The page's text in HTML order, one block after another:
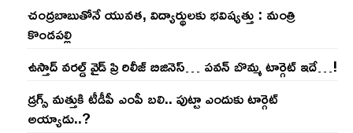
చంద్ర‌బాబుతోనే యువ‌త‌, విద్యార్థుల‌కు భ‌విష్య‌త్తు : మంత్రి
కొండ‌ప‌ల్లి
ఉస్తాద్ వ‌ర‌ల్డ్ వైడ్ ప్రి రిలీజ్ బిజినెస్‌… ప‌వ‌న్ బొమ్మ టార్గెట్ ఇదే…!
డ్రగ్స్ మత్తుకి టీడీపీ ఎంపీ బలి.. పుట్టా ఎందుకు టార్గెట్
అయ్యాడు..?